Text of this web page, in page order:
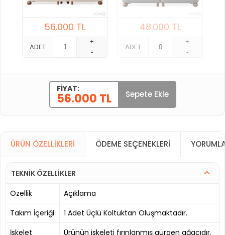
56.000 TL
ADET
+
-
48.000 TL
ADET
+
-
FIYAT:
56.000 TL Sepete Ekle
ÜRÜN ÖZELLIKLERI ÖDEME SEÇENEKLERI
TEKNİK ÖZELLİKLER
Özellik
Açıklama
Takım İçeriği
1 Adet Üçlü Koltuktan Oluşmaktadır.
İskelet
Ürünün iskeleti fırınlanmış gürgen ağacıdır.